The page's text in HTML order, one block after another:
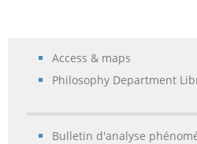
Access & maps
Philosophy Department
Bulletin d'analyse